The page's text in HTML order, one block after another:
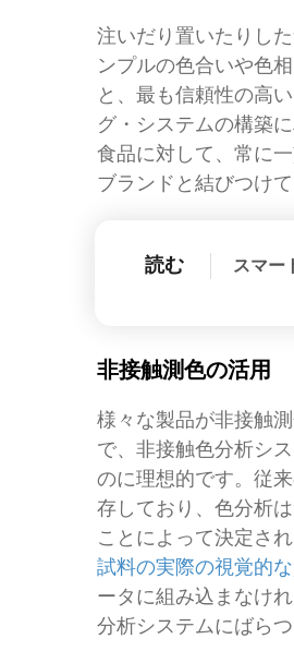
注いだり置いたりし
ンプルの色合いや色
と、最も信頼性の高
グ・システムの構築
食品に対して、常に
ブランドと結びつけて
読む スマー
非接触測色の活用
様々な製品が非接触
で、非接触色分析シ
のに理想的です。従
存しており、色分析
ことによって決定さ
試料の実際の視覚的
ータに組み込まなけ
分析システムにばら